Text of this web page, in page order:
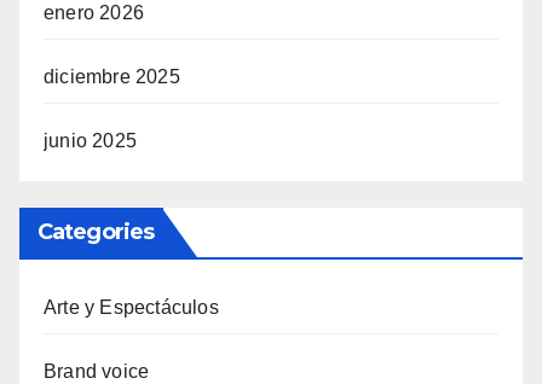
enero 2026
diciembre 2025
junio 2025
Categories
Arte y Espectáculos
Brand voice